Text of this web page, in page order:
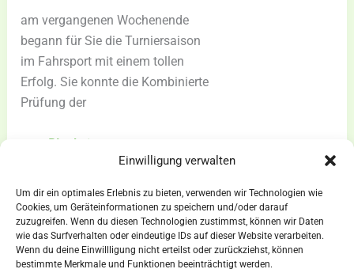
Einwilligung verwalten
Um dir ein optimales Erlebnis zu bieten, verwenden wir Technologien wie
Cookies, um Geräteinformationen zu speichern und/oder darauf
zuzugreifen. Wenn du diesen Technologien zustimmst, können wir Daten
wie das Surfverhalten oder eindeutige IDs auf dieser Website verarbeiten.
Wenn du deine Einwillligung nicht erteilst oder zurückziehst, können
bestimmte Merkmale und Funktionen beeinträchtigt werden.
am vergangenen Wochenende
begann für Sie die Turniersaison
im Fahrsport mit einem tollen
Erfolg. Sie konnte die Kombinierte
Prüfung der
Marcella
Bülstringen
wieder
erfolgreich
AGBs